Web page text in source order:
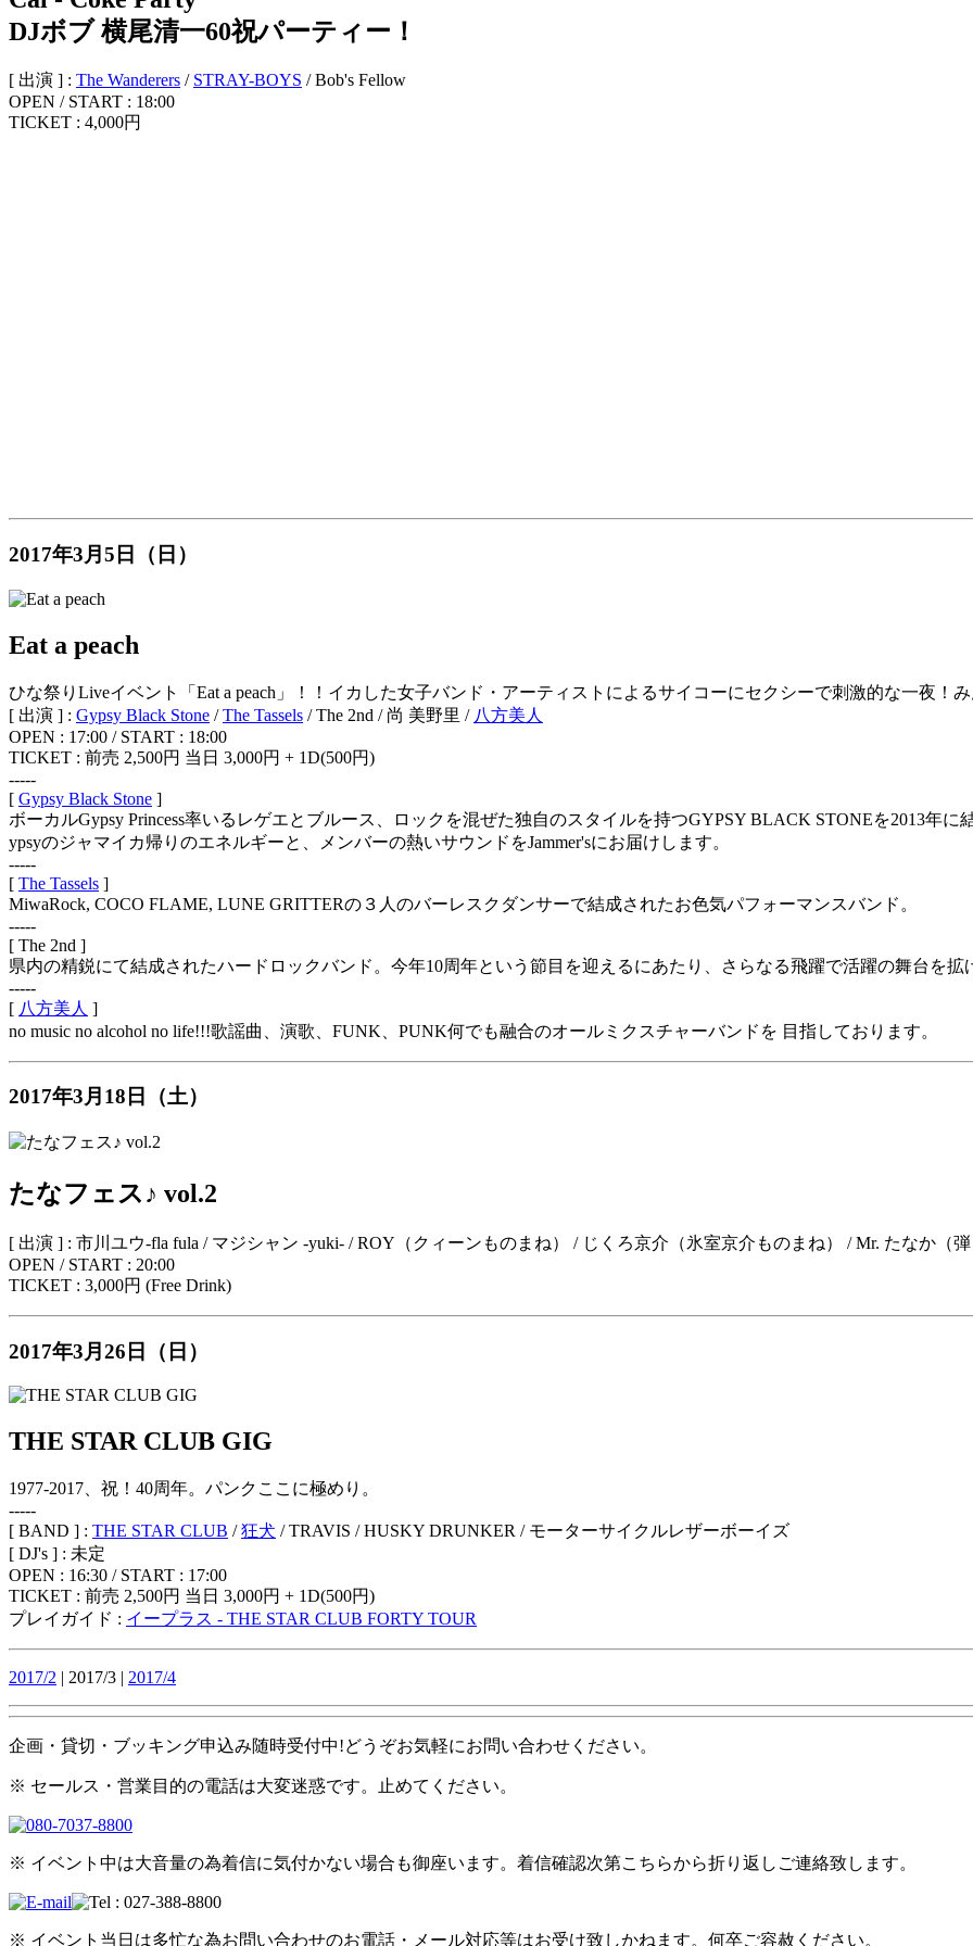
DJボブ 横尾清一60祝パーティー！
[ 出演 ] : The Wanderers / STRAY-BOYS / Bob's Fellow
OPEN / START : 18:00
TICKET : 4,000円
2017年3月5日（日）
Eat a peach
ひな祭りLiveイベント「Eat a peach」！！イカした女子バンド・アーティストによるサイコーにセクシーで刺激的な一夜！
[ 出演 ] : Gypsy Black Stone /The Tassels / The 2nd / 尚 美野里 / 八方美人
OPEN : 17:00 / START : 18:00
TICKET : 前売 2,500円 当日 3,000円 + 1D(500円)
-----
[ Gypsy Black Stone ]
ボーカルGypsy Princess率いるレゲエとブルース、ロックを混ぜた独自のスタイルを持つGYPSY BLACK STONEを2013年に
ypsyのジャマイカ帰りのエネルギーと、メンバーの熱いサウンドをJammer'sにお届けします。
-----
[ The Tassels ]
MiwaRock, COCO FLAME, LUNE GRITTERの３人のバーレスクダンサーで結成されたお色気パフォーマンスバンド。
-----
[ The 2nd ]
県内の精鋭にて結成されたハードロックバンド。今年10周年という節目を迎えるにあたり、さらなる飛躍で活躍の舞台を拡
-----
[ 八方美人 ]
no music no alcohol no life!!!歌謡曲、演歌、FUNK、PUNK何でも融合のオールミクスチャーバンドを 目指しております。
2017年3月18日（土）
たなフェス♪ vol.2
[ 出演 ] : 市川ユウ-fla fula / マジシャン -yuki- / ROY（クィーンものまね） / じくろ京介（氷室京介ものまね） / Mr. たなか（弾
OPEN / START : 20:00
TICKET : 3,000円 (Free Drink)
2017年3月26日（日）
THE STAR CLUB GIG
1977-2017、祝！40周年。パンクここに極めり。
-----
[ BAND ] : THE STAR CLUB /狂犬 / TRAVIS / HUSKY DRUNKER / モーターサイクルレザーボーイズ
[ DJ's ] : 未定
OPEN : 16:30 / START : 17:00
TICKET : 前売 2,500円 当日 3,000円 + 1D(500円)
プレイガイド : イープラス - THE STAR CLUB FORTY TOUR
2017/2 | 2017/3 | 2017/4
企画・貸切・ブッキング申込み随時受付中!どうぞお気軽にお問い合わせください。
※ セールス・営業目的の電話は大変迷惑です。止めてください。
※ イベント中は大音量の為着信に気付かない場合も御座います。着信確認次第こちらから折り返しご連絡致します。
※ イベント当日は多忙な為お問い合わせのお電話・メール対応等はお受け致しかねます。何卒ご容赦ください。